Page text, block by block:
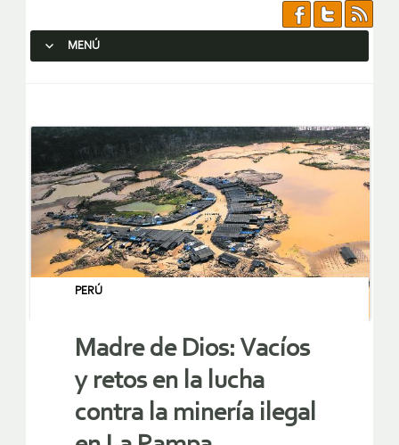
MENÚ
PERÚ
Madre de Dios: Vacíos
y retos en la lucha
contra la minería ilegal